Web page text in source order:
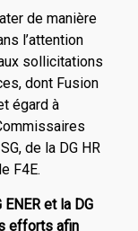
de manière
l’attention
sollicitations
dont Fusion
égard à
de la DG HR
F4E.
et la DG
efforts afin